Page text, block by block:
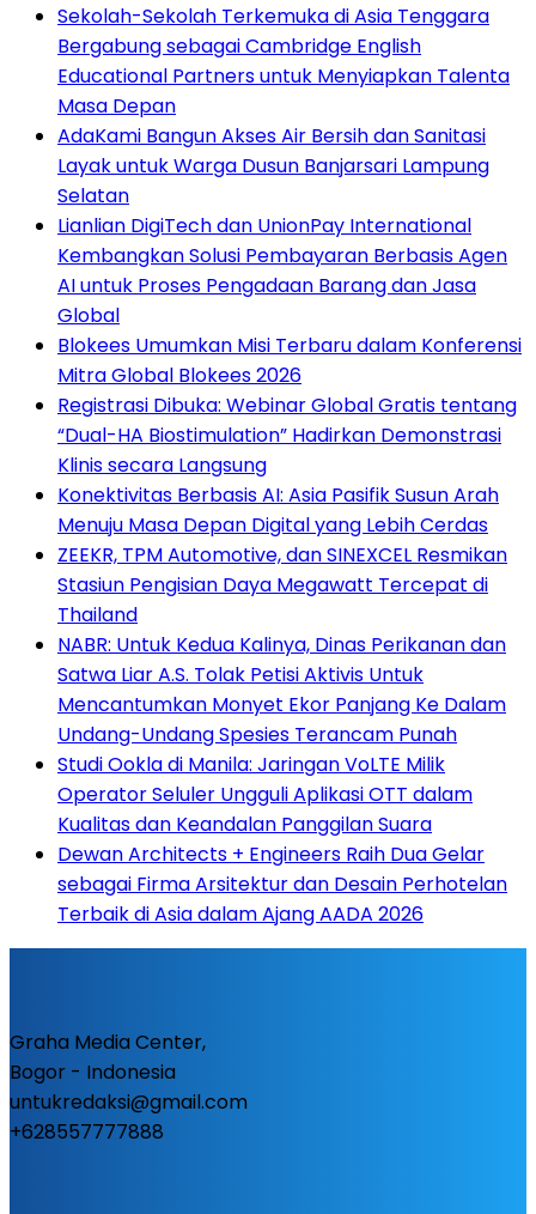
Sekolah-Sekolah Terkemuka di Asia Tenggara
Bergabung sebagai Cambridge English
Educational Partners untuk Menyiapkan Talenta
Masa Depan
AdaKami Bangun Akses Air Bersih dan Sanitasi
Layak untuk Warga Dusun Banjarsari Lampung
Selatan
Lianlian DigiTech dan UnionPay International
Kembangkan Solusi Pembayaran Berbasis Agen
AI untuk Proses Pengadaan Barang dan Jasa
Global
Blokees Umumkan Misi Terbaru dalam Konferensi
Mitra Global Blokees 2026
Registrasi Dibuka: Webinar Global Gratis tentang
“Dual-HA Biostimulation” Hadirkan Demonstrasi
Klinis secara Langsung
Konektivitas Berbasis AI: Asia Pasifik Susun Arah
Menuju Masa Depan Digital yang Lebih Cerdas
ZEEKR, TPM Automotive, dan SINEXCEL Resmikan
Stasiun Pengisian Daya Megawatt Tercepat di
Thailand
NABR: Untuk Kedua Kalinya, Dinas Perikanan dan
Satwa Liar A.S. Tolak Petisi Aktivis Untuk
Mencantumkan Monyet Ekor Panjang Ke Dalam
Undang-Undang Spesies Terancam Punah
Studi Ookla di Manila: Jaringan VoLTE Milik
Operator Seluler Ungguli Aplikasi OTT dalam
Kualitas dan Keandalan Panggilan Suara
Dewan Architects + Engineers Raih Dua Gelar
sebagai Firma Arsitektur dan Desain Perhotelan
Terbaik di Asia dalam Ajang AADA 2026
Graha Media Center,
Bogor - Indonesia
untukredaksi@gmail.com
+628557777888